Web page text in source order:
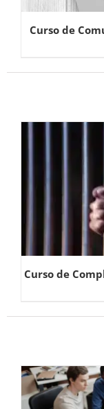
Curso de
Curso de